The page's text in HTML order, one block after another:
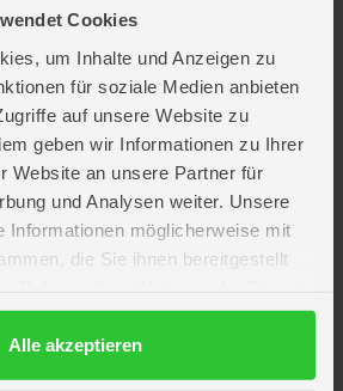
Cookies
um Inhalte und Anzeigen zu
für soziale Medien anbieten
auf unsere Website zu
geben wir Informationen zu Ihrer
Website an unsere Partner für
und Analysen weiter. Unsere
Informationen möglicherweise mit
die Sie ihnen bereitgestellt
Alle akzeptieren
der Firma Siku hergestellt.
frei von Weichmachern und PVC und sorgen
Spielspaß. Damit diese
gefertigt. Dies macht sie robust und
somit ein realistisches nachspielen.
mit Kunststoffteilen